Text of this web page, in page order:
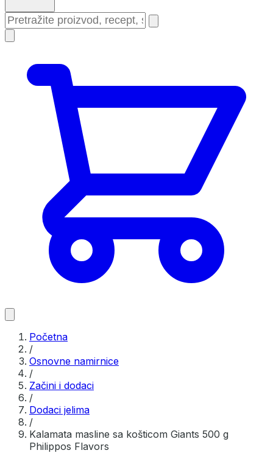
Početna
/
Osnovne namirnice
/
Začini i dodaci
/
Dodaci jelima
/
Kalamata masline sa košticom Giants 500 g
Philippos Flavors